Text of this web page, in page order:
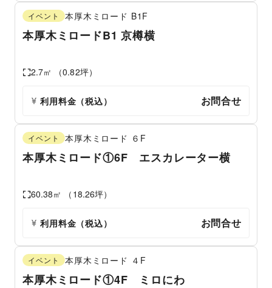
イベント 本厚木ミロード B1F
本厚木ミロードB1 京樽横
2.7㎡ （0.82坪）
利用料金（税込） お問合せ
イベント 本厚木ミロード ６F
本厚木ミロード①6F エスカレーター横
60.38㎡ （ 18.26坪）
利用料金（税込） お問合せ
イベント 本厚木ミロード ４F
本厚木ミロード①4F ミロにわ